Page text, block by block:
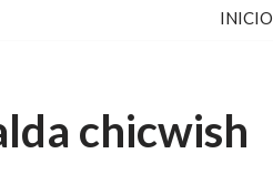
INICIO
chicwish